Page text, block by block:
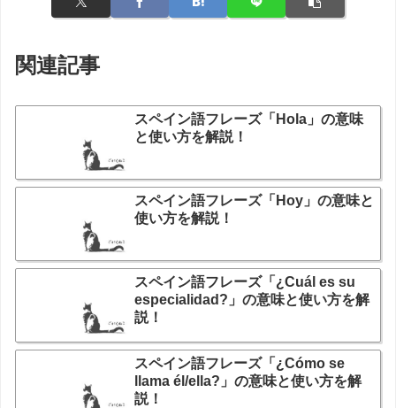
関連記事
スペイン語フレーズ「Hola」の意味
と使い方を解説！
スペイン語フレーズ「Hoy」の意味と
使い方を解説！
スペイン語フレーズ「¿Cuál es su
especialidad?」の意味と使い方を解
説！
スペイン語フレーズ「¿Cómo se
llama él/ella?」の意味と使い方を解
説！